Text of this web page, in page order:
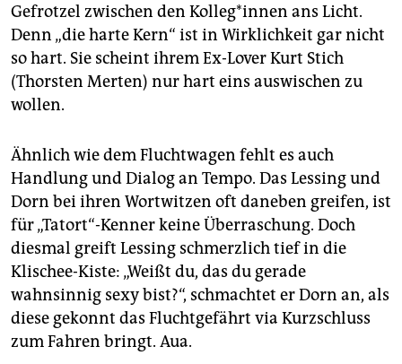
Gefrotzel zwischen den Kolleg*innen ans Licht.
Denn „die harte Kern“ ist in Wirklichkeit gar nicht
so hart. Sie scheint ihrem Ex-Lover Kurt Stich
(Thorsten Merten) nur hart eins auswischen zu
wollen.
Ähnlich wie dem Fluchtwagen fehlt es auch
Handlung und Dialog an Tempo. Das Lessing und
Dorn bei ihren Wortwitzen oft daneben greifen, ist
für „Tatort“-Kenner keine Überraschung. Doch
diesmal greift Lessing schmerzlich tief in die
Klischee-Kiste: „Weißt du, das du gerade
wahnsinnig sexy bist?“, schmachtet er Dorn an, als
diese gekonnt das Fluchtgefährt via Kurzschluss
zum Fahren bringt. Aua.